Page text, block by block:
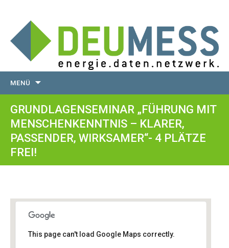
MENÜ
GRUNDLAGENSEMINAR „FÜHRUNG MIT
MENSCHENKENNTNIS – KLARER,
PASSENDER, WIRKSAMER“- 4 PLÄTZE
FREI!
This page can't load Google Maps correctly.